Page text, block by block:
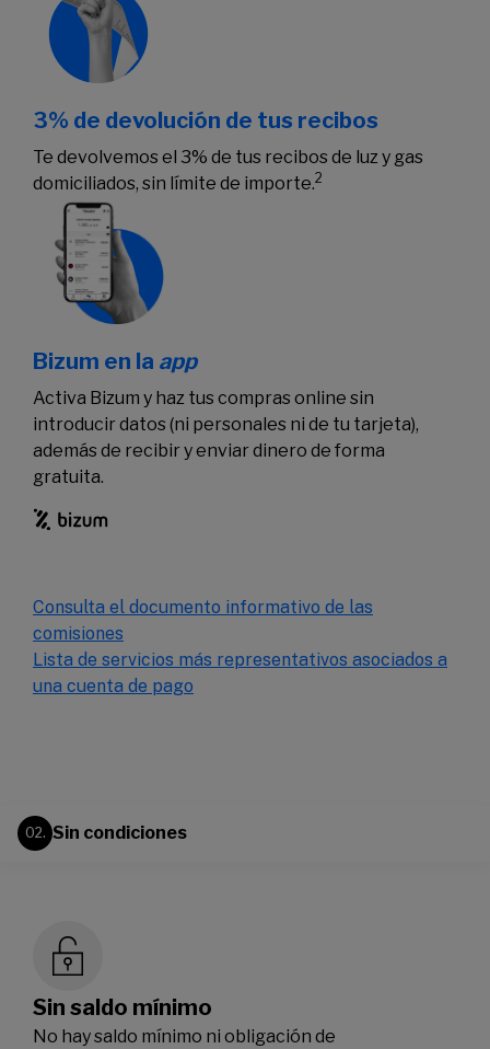
3% de devolución de tus recibos
Te devolvemos el 3% de tus recibos de luz y gas
domiciliados, sin límite de importe.2
Bizum en la app
Activa Bizum y haz tus compras online sin
introducir datos (ni personales ni de tu tarjeta),
además de recibir y enviar dinero de forma
gratuita.
Consulta el documento informativo de las
comisiones
Lista de servicios más representativos asociados a
una cuenta de pago
02. Sin condiciones
Sin saldo mínimo
No hay saldo mínimo ni obligación de